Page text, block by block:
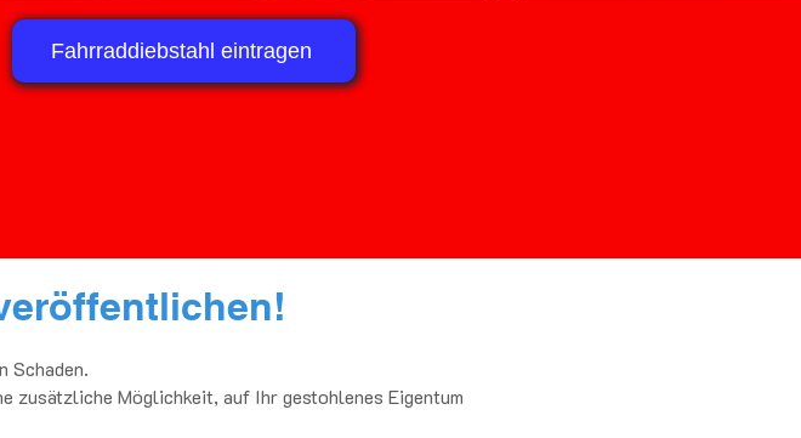
Fahrraddiebstahl eintragen
Schaden.
zusätzliche Möglichkeit, auf Ihr gestohlenes Eigentum